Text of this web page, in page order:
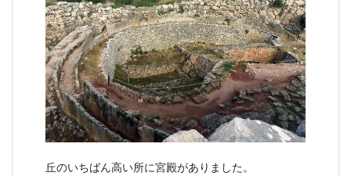
丘のいちばん高い所に宮殿がありました。